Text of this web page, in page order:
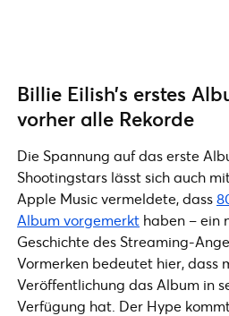
Billie Eilish’s erstes
vorher alle Rekorde
Die Spannung auf das erste
Shootingstars lässt sich auch
Apple Music vermeldete, dass
Album vorgemerkt haben – ein
Geschichte des Streaming-
Vormerken bedeutet hier, dass
Veröffentlichung das Album in
Verfügung hat. Der Hype